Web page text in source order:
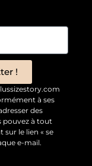
!
à ses
des
pouvez à tout
le lien « se
e-mail.